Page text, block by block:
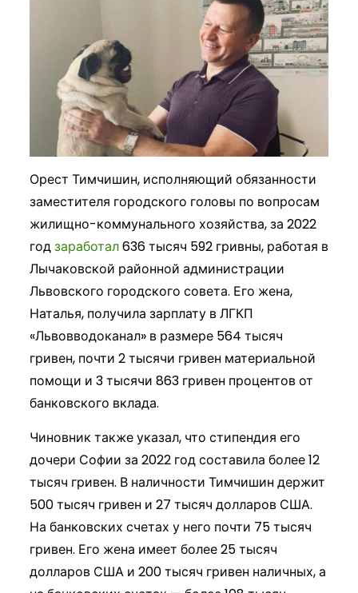
Орест Тимчишин, исполняющий обязанности
заместителя городского головы по вопросам
жилищно-коммунального хозяйства, за 2022
годзаработал636 тысяч 592 гривны, работая в
Лычаковской районной администрации
Львовского городского совета. Его жена,
Наталья, получила зарплату в ЛГКП
«Львовводоканал» в размере 564 тысяч
гривен, почти 2 тысячи гривен материальной
помощи и 3 тысячи 863 гривен процентов от
банковского вклада.
Чиновник также указал, что стипендия его
дочери Софии за 2022 год составила более 12
тысяч гривен. В наличности Тимчишин держит
500 тысяч гривен и 27 тысяч долларов США.
На банковских счетах у него почти 75 тысяч
гривен. Его жена имеет более 25 тысяч
долларов США и 200 тысяч гривен наличных, а